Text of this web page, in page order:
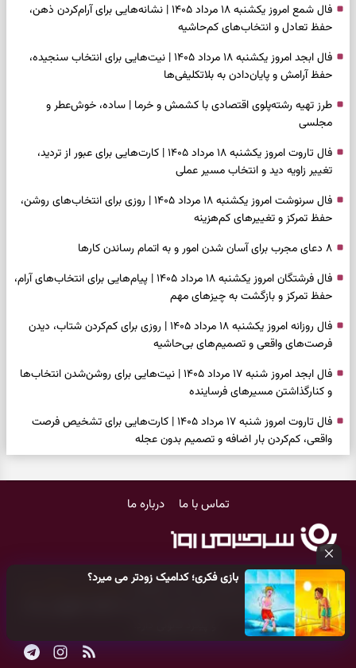
بازی فکری؛ کدامیک زودتر می میرد؟
فال شمع امروز یکشنبه ۱۸ مرداد ۱۴۰۵ | نشانه‌هایی برای آرام‌کردن ذهن،
حفظ تعادل و انتخاب‌های کم‌حاشیه
فال ابجد امروز یکشنبه ۱۸ مرداد ۱۴۰۵ | نیت‌هایی برای انتخاب سنجیده،
حفظ آرامش و پایان‌دادن به بلاتکلیفی‌ها
طرز تهیه رشته‌پلوی اقتصادی با کشمش و خرما | ساده، خوش‌عطر و
مجلسی
فال تاروت امروز یکشنبه ۱۸ مرداد ۱۴۰۵ | کارت‌هایی برای عبور از تردید،
تغییر زاویه دید و انتخاب مسیر عملی
فال سرنوشت امروز یکشنبه ۱۸ مرداد ۱۴۰۵ | روزی برای انتخاب‌های روشن،
حفظ تمرکز و تغییرهای کم‌هزینه
۸ دعای مجرب برای آسان شدن امور و به اتمام رساندن کار‌ها
فال فرشتگان امروز یکشنبه ۱۸ مرداد ۱۴۰۵ | پیام‌هایی برای انتخاب‌های آرام،
حفظ تمرکز و بازگشت به چیزهای مهم
فال روزانه امروز یکشنبه ۱۸ مرداد ۱۴۰۵ | روزی برای کم‌کردن شتاب، دیدن
فرصت‌های واقعی و تصمیم‌های بی‌حاشیه
فال ابجد امروز شنبه ۱۷ مرداد ۱۴۰۵ | نیت‌هایی برای روشن‌شدن انتخاب‌ها
و کنارگذاشتن مسیرهای فرساینده
فال تاروت امروز شنبه ۱۷ مرداد ۱۴۰۵ | کارت‌هایی برای تشخیص فرصت
واقعی، کم‌کردن بار اضافه و تصمیم بدون عجله
بخوانید
حفظ ارزش‌ها و سبک‌کردن ذهن
جمع‌کردن حاشیه‌ها
فال انبیا امروز شنبه ۱۷ مرداد ۱۴۰۵ | پیام‌هایی برای اصلاح مسیر، حفظ امید
تماس با ما درباره ما
کلیه حقوق مادی و معنوی این سایت متعلق بهپایگاه خبری سرگرمی روز
می‌باشد و هر گونه کپی‌برداری توسط دیگر سایت‌ها